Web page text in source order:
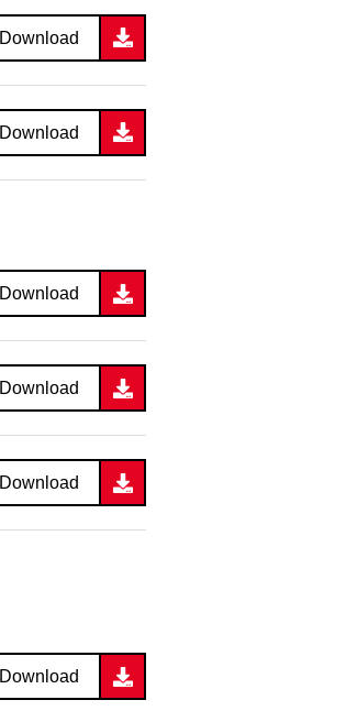
Download
Download
Download
Download
Download
Download